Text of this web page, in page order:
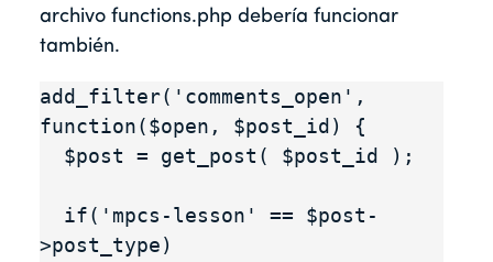
archivo functions.php debería funcionar
también.
add_filter('comments_open',
function($open, $post_id) {
>post_type)